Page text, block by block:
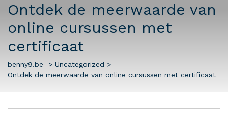
Ontdek de meerwaarde van
online cursussen met
certificaat
benny9.be > Uncategorized >
Ontdek de meerwaarde van online cursussen met certificaat